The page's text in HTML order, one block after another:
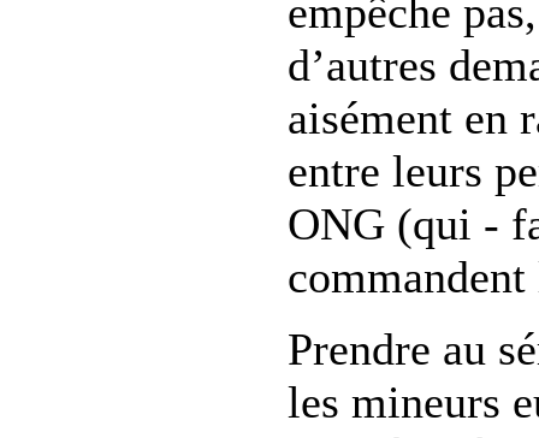
empêche
d’autres
aisément en
entre leurs
ONG (qui -
Prendre au
les mineurs